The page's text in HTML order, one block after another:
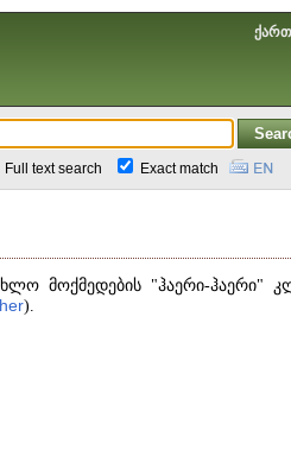
Full text search Exact match
მოქმედების "ჰაერი-ჰაერი"
).